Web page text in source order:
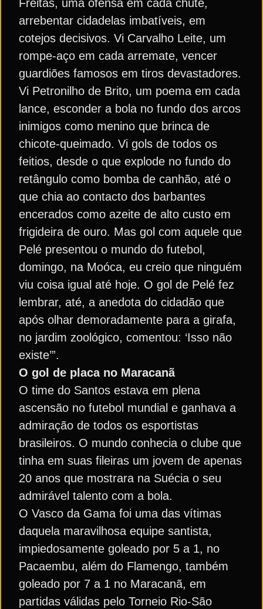
Freitas, uma ofensa em cada chute,
arrebentar cidadelas imbatíveis, em
cotejos decisivos. Vi Carvalho Leite, um
rompe-aço em cada arremate, vencer
guardiões famosos em tiros devastadores.
Vi Petronilho de Brito, um poema em cada
lance, esconder a bola no fundo dos arcos
inimigos como menino que brinca de
chicote-queimado. Vi gols de todos os
feitios, desde o que explode no fundo do
retângulo como bomba de canhão, até o
que chia ao contacto dos barbantes
encerados como azeite de alto custo em
frigideira de ouro. Mas gol com aquele que
Pelé presentou o mundo do futebol,
domingo, na Moóca, eu creio que ninguém
viu coisa igual até hoje. O gol de Pelé fez
lembrar, até, a anedota do cidadão que
após olhar demoradamente para a girafa,
no jardim zoológico, comentou: ‘Isso não
existe’”.
O gol de placa no Maracanã
O time do Santos estava em plena
ascensão no futebol mundial e ganhava a
admiração de todos os esportistas
brasileiros. O mundo conhecia o clube que
tinha em suas fileiras um jovem de apenas
20 anos que mostrara na Suécia o seu
admirável talento com a bola.
O Vasco da Gama foi uma das vítimas
daquela maravilhosa equipe santista,
impiedosamente goleado por 5 a 1, no
Pacaembu, além do Flamengo, também
goleado por 7 a 1 no Maracanã, em
partidas válidas pelo Torneio Rio-São